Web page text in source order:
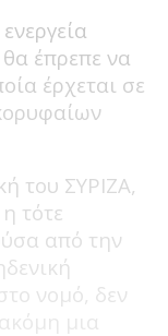
έπρεπε να
έρχεται σε
του ΣΥΡΙΖΑ,
τότε
από την
νομό, δεν
μια